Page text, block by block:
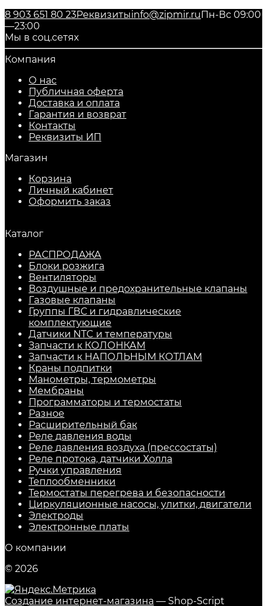
8 903 651 80 23Реквизитыinfo@zipmir.ruПн-Вс 09:00
—23:00
Мы в соц.сетях
Компания
О нас
Публичная оферта
Доставка и оплата
Гарантия и возврат
Контакты
Реквизиты ИП
Магазин
Корзина
Личный кабинет
Оформить заказ
Каталог
РАСПРОДАЖА
Блоки розжига
Вентиляторы
Воздушные и предохранительные клапаны
Газовые клапаны
Группы ГВС и гидравлические
комплектующие
Датчики NTC и температуры
Запчасти к КОЛОНКАМ
Запчасти к НАПОЛЬНЫМ КОТЛАМ
Краны подпитки
Манометры, термометры
Мембраны
Программаторы и термостаты
Разное
Расширительный бак
Реле давления воды
Реле давления воздуха (прессостаты)
Реле протока, датчики Холла
Ручки управления
Теплообменники
Термостаты перегрева и безопасности
Циркуляционные насосы, улитки, двигатели
Электроды
Электронные платы
О компании
© 2026
Создание интернет-магазина — Shop-Script